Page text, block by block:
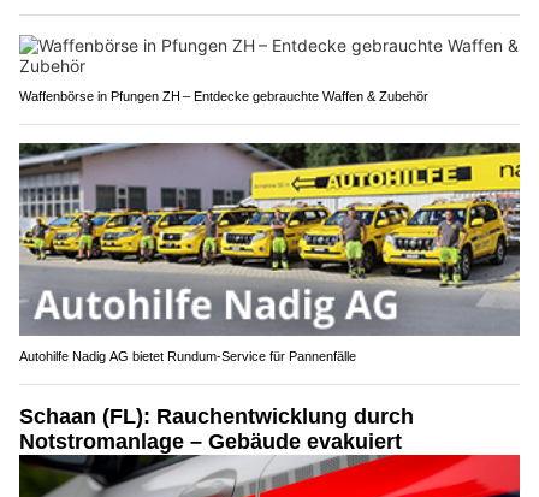
Waffenbörse in Pfungen ZH – Entdecke gebrauchte Waffen & Zubehör
Autohilfe Nadig AG bietet Rundum‑Service für Pannenfälle
Schaan (FL): Rauchentwicklung durch
Notstromanlage – Gebäude evakuiert